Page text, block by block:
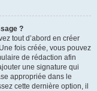
?
tout d’abord en créer
fois créée, vous pouvez
de rédaction afin
une signature qui
appropriée dans le
cette dernière option, il